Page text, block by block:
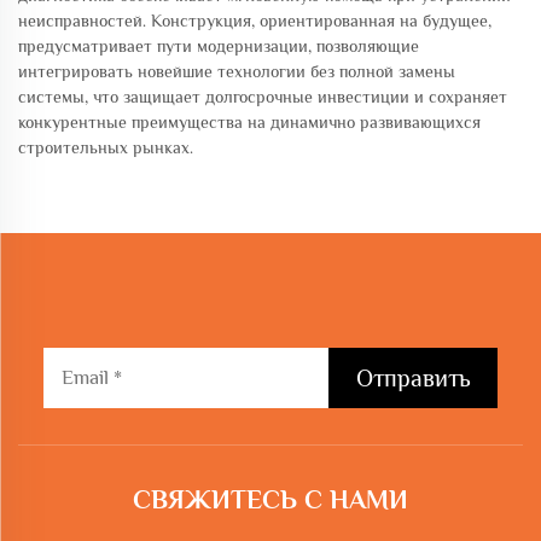
неисправностей. Конструкция, ориентированная на будущее,
предусматривает пути модернизации, позволяющие
интегрировать новейшие технологии без полной замены
системы, что защищает долгосрочные инвестиции и сохраняет
конкурентные преимущества на динамично развивающихся
строительных рынках.
Отправить
СВЯЖИТЕСЬ С НАМИ